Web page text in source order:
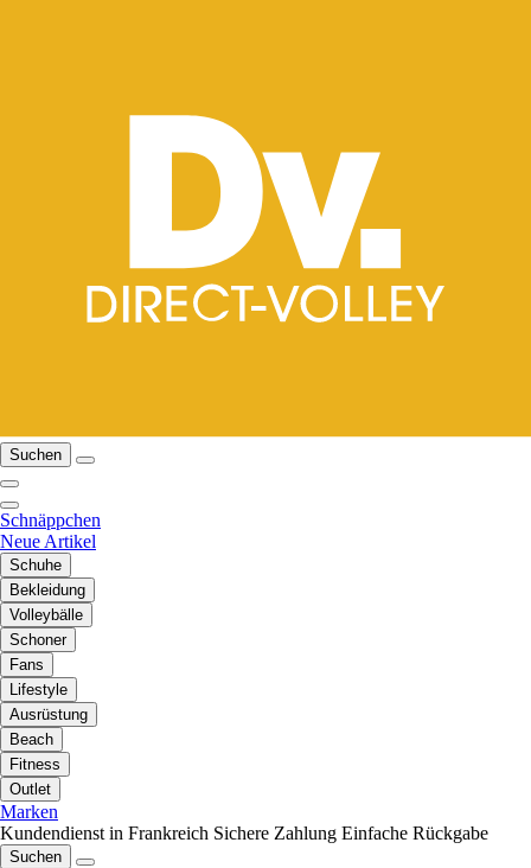
Suchen
Schnäppchen
Neue Artikel
Schuhe
Bekleidung
Volleybälle
Schoner
Fans
Lifestyle
Ausrüstung
Beach
Fitness
Outlet
Marken
Kundendienst in Frankreich Sichere Zahlung Einfache Rückgabe
Suchen